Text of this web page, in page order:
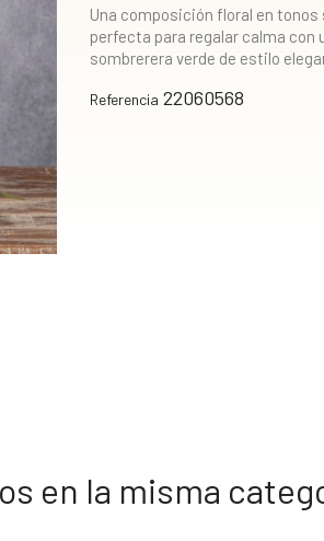
Una composición floral en
perfecta para regalar calma
sombrerera verde de estilo
Referencia 22060568
en la misma